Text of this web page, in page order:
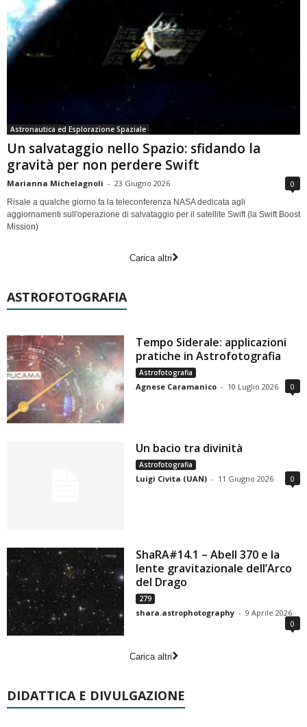
Astronautica ed Esplorazione Spaziale
Un salvataggio nello Spazio: sfidando la
gravità per non perdere Swift
Marianna Michelagnoli - 23 Giugno 2026 0
Risale a qualche giorno fa la teleconferenza NASA dedicata agli
aggiornamenti sull'operazione di salvataggio per il satellite Swift (la Swift Boost
Mission)
Carica altri
ASTROFOTOGRAFIA
Tempo Siderale: applicazioni
pratiche in Astrofotografia
Astrofotografia
Agnese Caramanico - 10 Luglio 2026 0
Un bacio tra divinità
Astrofotografia
Luigi Civita (UAN) - 11 Giugno 2026 0
ShaRA#14.1 – Abell 370 e la
lente gravitazionale dell’Arco
del Drago
279
shara.astrophotography - 9 Aprile 2026
0
Carica altri
DIDATTICA E DIVULGAZIONE